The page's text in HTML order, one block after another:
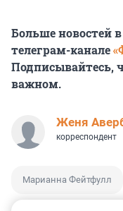
Больше новостей
телеграм-канале
Подписывайтесь,
важном.
Женя
корреспондент
Марианна Фейтфулл